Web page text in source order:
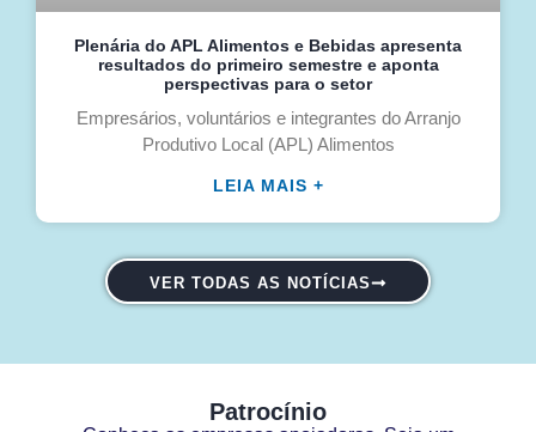
Plenária do APL Alimentos e Bebidas apresenta
resultados do primeiro semestre e aponta
perspectivas para o setor
Empresários, voluntários e integrantes do Arranjo
Produtivo Local (APL) Alimentos
LEIA MAIS +
VER TODAS AS NOTÍCIAS
Patrocínio